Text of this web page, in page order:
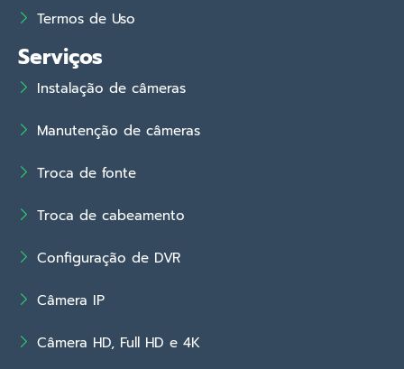
Termos de Uso
Serviços
Instalação de câmeras
Manutenção de câmeras
Troca de fonte
Troca de cabeamento
Configuração de DVR
Câmera IP
Câmera HD, Full HD e 4K